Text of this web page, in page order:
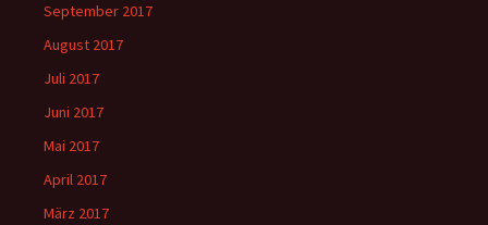
September 2017
August 2017
Juli 2017
Juni 2017
Mai 2017
April 2017
März 2017